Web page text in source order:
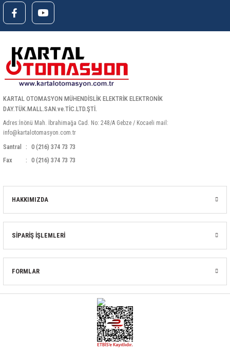
KARTAL OTOMASYON MÜHENDİSLİK ELEKTRİK ELEKTRONİK
DAY.TÜK.MALL.SAN.ve.TİC.LTD.ŞTİ.
Adres:İnönü Mah. İbrahimağa Cad. No: 248/A Gebze / Kocaeli mail:
info@kartalotomasyon.com.tr
Santral
0 (216) 374 73 73
Fax
0 (216) 374 73 73
HAKKIMIZDA
SİPARİŞ İŞLEMLERİ
FORMLAR